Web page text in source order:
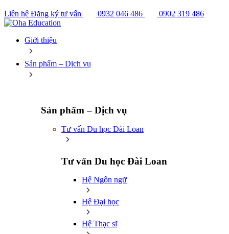
Liên hệ Đăng ký tư vấn 0932 046 486 0902 319 486
Giới thiệu
Sản phẩm – Dịch vụ
Sản phẩm – Dịch vụ
Tư vấn Du học Đài Loan
Tư vấn Du học Đài Loan
Hệ Ngôn ngữ
Hệ Đại học
Hệ Thạc sĩ